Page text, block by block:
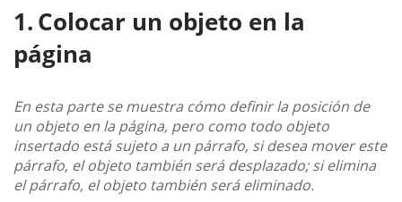
Colocar un objeto en la
página
En esta parte se muestra cómo definir la posición de
un objeto en la página, pero como todo objeto
insertado está sujeto a un párrafo, si desea mover este
párrafo, el objeto también será desplazado; si elimina
el párrafo, el objeto también será eliminado.